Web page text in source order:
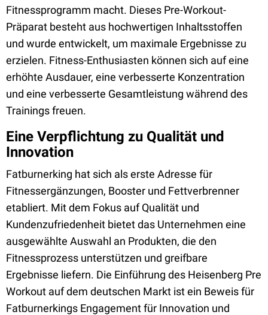
Fitnessprogramm macht. Dieses Pre-Workout-
Präparat besteht aus hochwertigen Inhaltsstoffen
und wurde entwickelt, um maximale Ergebnisse zu
erzielen. Fitness-Enthusiasten können sich auf eine
erhöhte Ausdauer, eine verbesserte Konzentration
und eine verbesserte Gesamtleistung während des
Trainings freuen.
Eine Verpflichtung zu Qualität und
Innovation
Fatburnerking hat sich als erste Adresse für
Fitnessergänzungen, Booster und Fettverbrenner
etabliert. Mit dem Fokus auf Qualität und
Kundenzufriedenheit bietet das Unternehmen eine
ausgewählte Auswahl an Produkten, die den
Fitnessprozess unterstützen und greifbare
Ergebnisse liefern. Die Einführung des Heisenberg Pre
Workout auf dem deutschen Markt ist ein Beweis für
Fatburnerkings Engagement für Innovation und